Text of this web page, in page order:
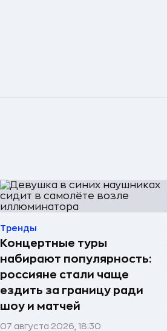
Тренды
Концертные туры
набирают популярность:
россияне стали чаще
ездить за границу ради
шоу и матчей
07 августа 2026, 18:30